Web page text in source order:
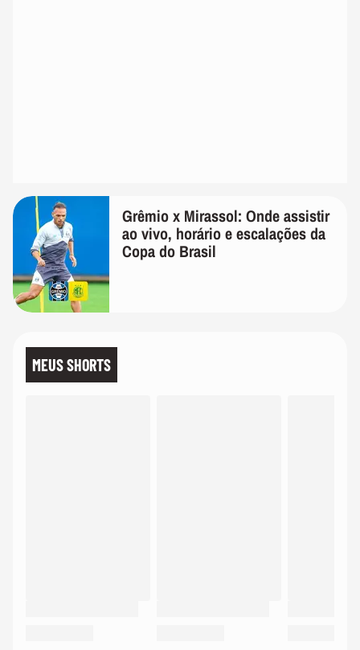
Grêmio x Mirassol: Onde assistir
ao vivo, horário e escalações da
Copa do Brasil
MEUS SHORTS